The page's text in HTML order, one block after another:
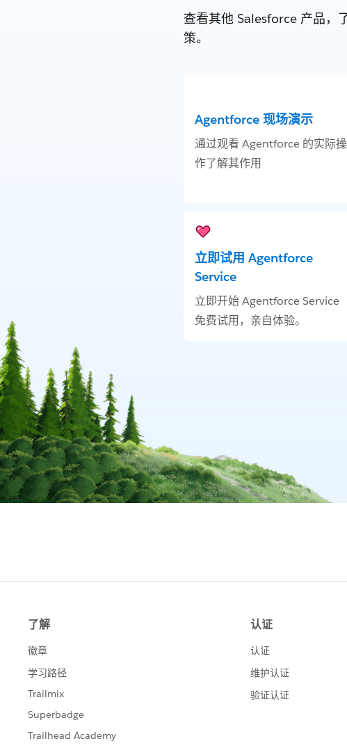
查看其他 Salesforce 产品，
策。
Agentforce 现场演示
通过观看 Agentforce 的实际操
作了解其作用
立即试用 Agentforce
Service
立即开始 Agentforce Service
免费试用，亲自体验。